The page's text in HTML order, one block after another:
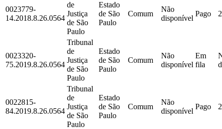
0023779-
14.2018.8.26.0564
de
Justiça
de São
Paulo
Estado
de São
Paulo
Comum
Não
disponível
Pago
0023320-
75.2019.8.26.0564
Tribunal
de
Justiça
de São
Paulo
Estado
de São
Paulo
Comum
Não
disponível
Em
fila
0022815-
84.2019.8.26.0564
Tribunal
de
Justiça
de São
Paulo
Estado
de São
Paulo
Comum
Não
disponível
Pago